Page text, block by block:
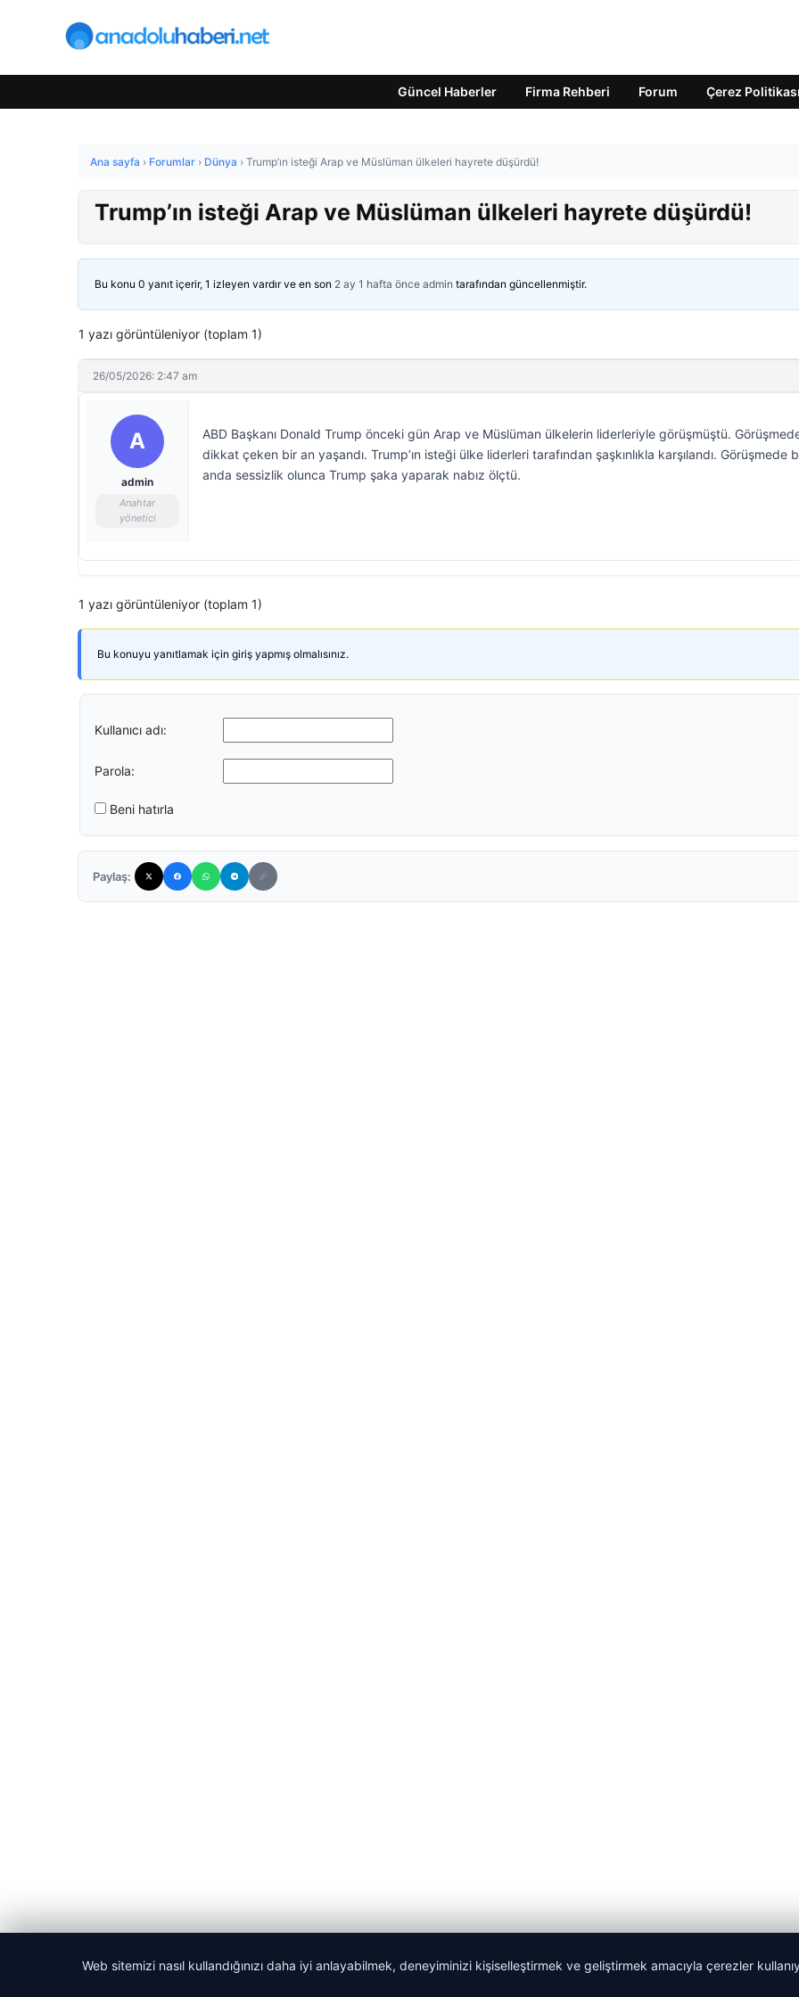
Güncel Haberler Firma Rehberi Forum Çerez Politikası
Ana sayfa › Forumlar › Dünya › Trump’ın isteği Arap ve Müslüman ülkeleri hayrete düşürdü!
Trump’ın isteği Arap ve Müslüman ülkeleri hayrete düşürdü!
Bu konu 0 yanıt içerir, 1 izleyen vardır ve en son 2 ay 1 hafta önce admin tarafından güncellenmiştir.
1 yazı görüntüleniyor (toplam 1)
26/05/2026: 2:47 am
A
admin
Anahtar
yönetici
ABD Başkanı Donald Trump önceki gün Arap ve Müslüman ülkelerin liderleriyle görüşmüştü.
dikkat çeken bir an yaşandı. Trump’ın isteği ülke liderleri tarafından şaşkınlıkla karşılandı. Görüşmede
anda sessizlik olunca Trump şaka yaparak nabız ölçtü.
1 yazı görüntüleniyor (toplam 1)
Bu konuyu yanıtlamak için giriş yapmış olmalısınız.
Kullanıcı adı:
Parola:
Beni hatırla
Paylaş:
© 2026 Anadolu Haberi – Güncel Haberler
Web sitemizi nasıl kullandığınızı daha iyi anlayabilmek, deneyiminizi kişiselleştirmek ve geliştirmek amacıyla çerezler